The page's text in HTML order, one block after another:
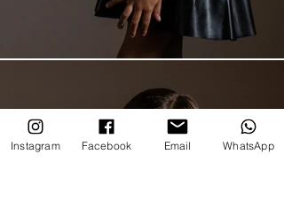
Instagram Facebook Email WhatsApp